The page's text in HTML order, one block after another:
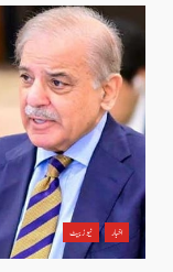
اخبار نیوز بیٹ